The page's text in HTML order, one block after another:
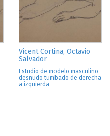
Vicent Cortina, Octavio
Salvador
Estudio de modelo masculino
desnudo tumbado de derecha
a izquierda